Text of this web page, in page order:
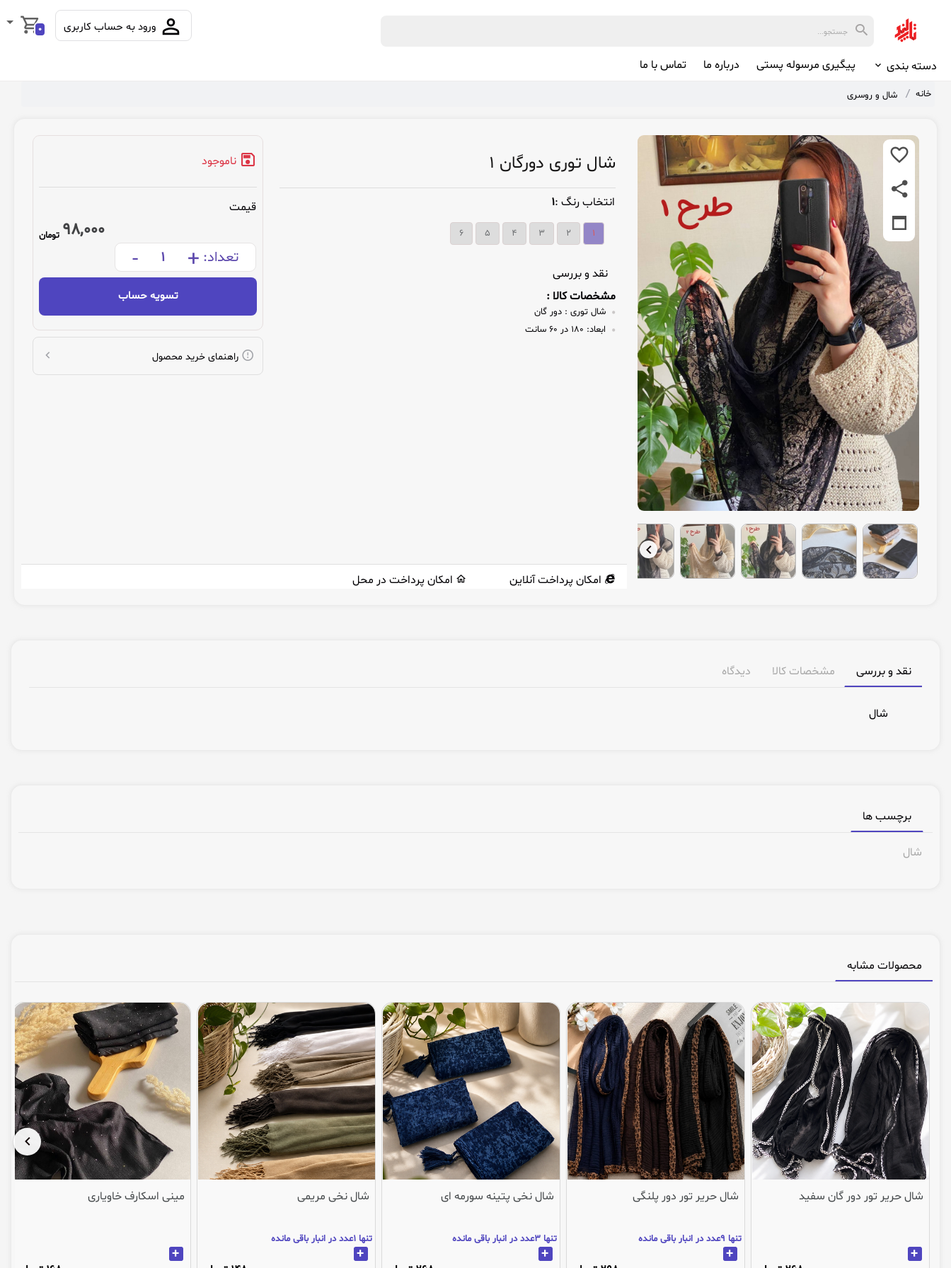
0 ورود به حساب کاربری
دسته بندی پیگیری مرسوله پستی درباره ما تماس با ما
خانه شال و روسری
شال توری دورگان 1
انتخاب رنگ :1
1
2
3
4
5
6
نقد و بررسی
مشخصات کالا :
شال توری : دور گان
ابعاد:
ناموجود
قیمت
98,000 تومان
تعداد: +
-
تسویه حساب
راهنمای خرید محصول
امکان پرداخت آنلاین امکان پرداخت در محل
نقد و بررسی مشخصات کالا دیدگاه
شال
برچسب ها
شال
محصولات مشابه
شال حریر تور دور گان سفید
+
شال حریر تور دور پلنگی
تنها 9عدد در انبار باقی مانده
+
شال نخی پتینه سورمه ای
تنها 3عدد در انبار باقی مانده
+
شال نخی مریمی
تنها 1عدد در انبار باقی مانده
+
مینی اسکارف خاویاری
+